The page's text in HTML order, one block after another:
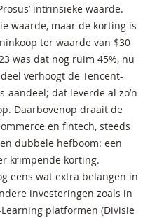
intrinsieke waarde.
waarde, maar de korting is
ter waarde van $30
was dat nog ruim 45%, nu
verhoogt de Tencent-
dat leverde al zo’n
Daarbovenop draait de
en fintech, steeds
dubbele hefboom: een
krimpende korting.
eens wat extra belangen in
investeringen zoals in
platformen (Divisie